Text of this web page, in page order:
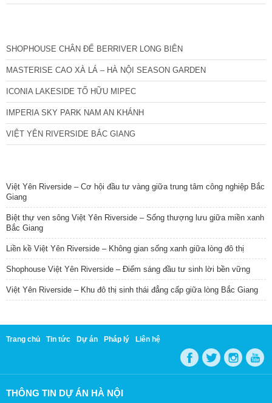
SHOPHOUSE CHÂN ĐẾ BERRIVER LONG BIÊN
MASTERISE CAO XÀ LÁ – HÀ NỘI SEASON GARDEN
ICONIA LAKESIDE TỐ HỮU MIPEC
IMPERIA SKY PARK NAM AN KHÁNH
VIỆT YÊN RIVERSIDE BẮC GIANG
Việt Yên Riverside – Cơ hội đầu tư vàng giữa trung tâm công nghiệp Bắc
Giang
Biệt thự ven sông Việt Yên Riverside – Sống thượng lưu giữa miền xanh
Bắc Giang
Liền kề Việt Yên Riverside – Không gian sống xanh giữa lòng đô thị
Shophouse Việt Yên Riverside – Điểm sáng đầu tư sinh lời bền vững
Việt Yên Riverside – Khu đô thị sinh thái đẳng cấp giữa lòng Bắc Giang
Trang chủ Tin tức Dự án Pháp lý Liên hệ
THÔNG TIN DỰ ÁN HÀ NỘI